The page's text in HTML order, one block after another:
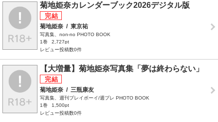
菊地姫奈カレンダーブック2026デジタル版
菊地姫奈 / 東京祐
写真集、non-no PHOTO BOOK
1巻
2,727pt
レビュー投稿数0件
【大増量】菊地姫奈写真集「夢は終わらない」
菊地姫奈 / 三瓶康友
写真集、週刊プレイボーイ/週プレ PHOTO BOOK
1巻
1,500pt
レビュー投稿数0件